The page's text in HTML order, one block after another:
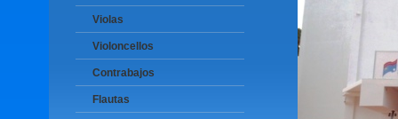
Violas
Violoncellos
Contrabajos
Flautas